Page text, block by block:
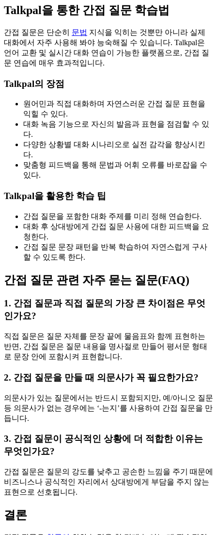
Talkpal을 통한 간접 질문 학습법
간접 질문은 단순히 문법 지식을 익히는 것뿐만 아니라 실제
대화에서 자주 사용해 봐야 능숙해질 수 있습니다. Talkpal은
언어 교환 및 실시간 대화 연습이 가능한 플랫폼으로, 간접 질
문 연습에 매우 효과적입니다.
Talkpal의 장점
원어민과 직접 대화하며 자연스러운 간접 질문 표현을
익힐 수 있다.
대화 녹음 기능으로 자신의 발음과 표현을 점검할 수 있
다.
다양한 상황별 대화 시나리오로 실전 감각을 향상시킨
다.
맞춤형 피드백을 통해 문법과 어휘 오류를 바로잡을 수
있다.
Talkpal을 활용한 학습 팁
간접 질문을 포함한 대화 주제를 미리 정해 연습한다.
대화 후 상대방에게 간접 질문 사용에 대한 피드백을 요
청한다.
간접 질문 문장 패턴을 반복 학습하여 자연스럽게 구사
할 수 있도록 한다.
간접 질문 관련 자주 묻는 질문(FAQ)
1. 간접 질문과 직접 질문의 가장 큰 차이점은 무엇
인가요?
직접 질문은 질문 자체를 문장 끝에 물음표와 함께 표현하는
반면, 간접 질문은 질문 내용을 명사절로 만들어 평서문 형태
로 문장 안에 포함시켜 표현합니다.
2. 간접 질문을 만들 때 의문사가 꼭 필요한가요?
의문사가 있는 질문에서는 반드시 포함되지만, 예/아니오 질문
등 의문사가 없는 경우에는 ‘-는지’를 사용하여 간접 질문을 만
듭니다.
3. 간접 질문이 공식적인 상황에 더 적합한 이유는
무엇인가요?
간접 질문은 질문의 강도를 낮추고 공손한 느낌을 주기 때문에
비즈니스나 공식적인 자리에서 상대방에게 부담을 주지 않는
표현으로 선호됩니다.
결론